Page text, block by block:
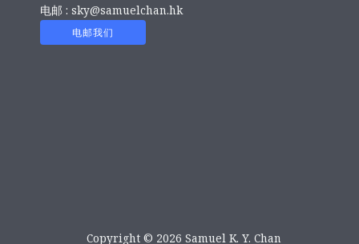
电邮 : sky@samuelchan.hk
电邮我们
Copyright © 2026 Samuel K. Y. Chan